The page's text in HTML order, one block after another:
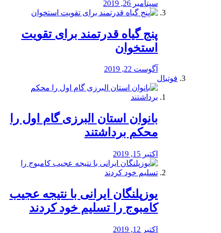
سپتامبر 26, 2019
پنج گیاه قدرتمند برای تقویت
استخوان
آگوست 22, 2019
فوتبال
بانوان استان البرزی گام اول را
محكم برداشتند
اکتبر 15, 2019
یوزپلنگان ایرانی با نتیجه عجیب
کامبوج را تسلیم خود کردند
اکتبر 12, 2019